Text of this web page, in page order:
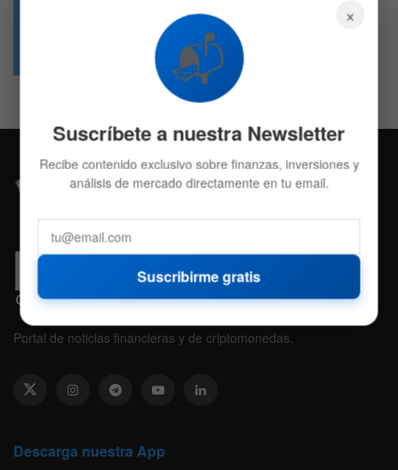
4.7k
Followers
Portal de noticias financieras y de criptomonedas.
Descarga nuestra App
×
📬
Suscríbete a nuestra Newsletter
Recibe contenido exclusivo sobre finanzas, inversiones y
análisis de mercado directamente en tu email.
Suscribirme gratis